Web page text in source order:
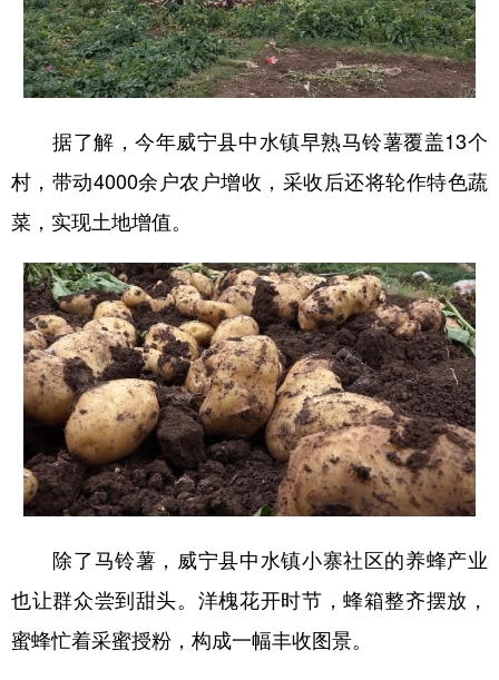
据了解，今年威宁县中水镇早熟马铃薯覆盖13个
村，带动4000余户农户增收，采收后还将轮作特色蔬
菜，实现土地增值。
除了马铃薯，威宁县中水镇小寨社区的养蜂产业
也让群众尝到甜头。洋槐花开时节，蜂箱整齐摆放，
蜜蜂忙着采蜜授粉，构成一幅丰收图景。